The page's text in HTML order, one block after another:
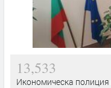
13,533
Икономическа полиция